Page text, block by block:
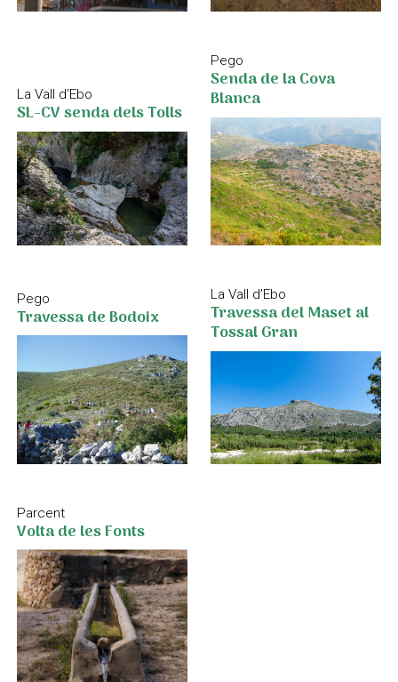
La Vall d’Ebo
SL-CV senda dels Tolls
Pego
Senda de la Cova
Blanca
Pego
Travessa de Bodoix
La Vall d’Ebo
Travessa del Maset al
Tossal Gran
Parcent
Volta de les Fonts